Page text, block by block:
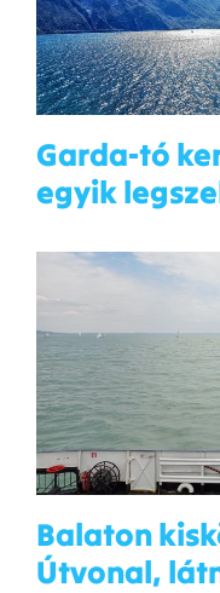
Garda-tó
egyik
Balaton
Útvonal,